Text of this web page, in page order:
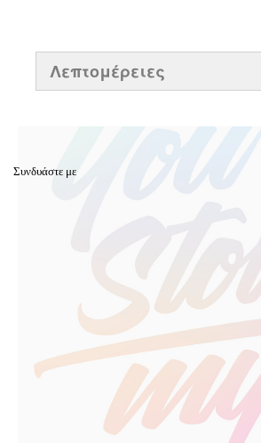
Λεπτομέρειες
Συνδυάστε με